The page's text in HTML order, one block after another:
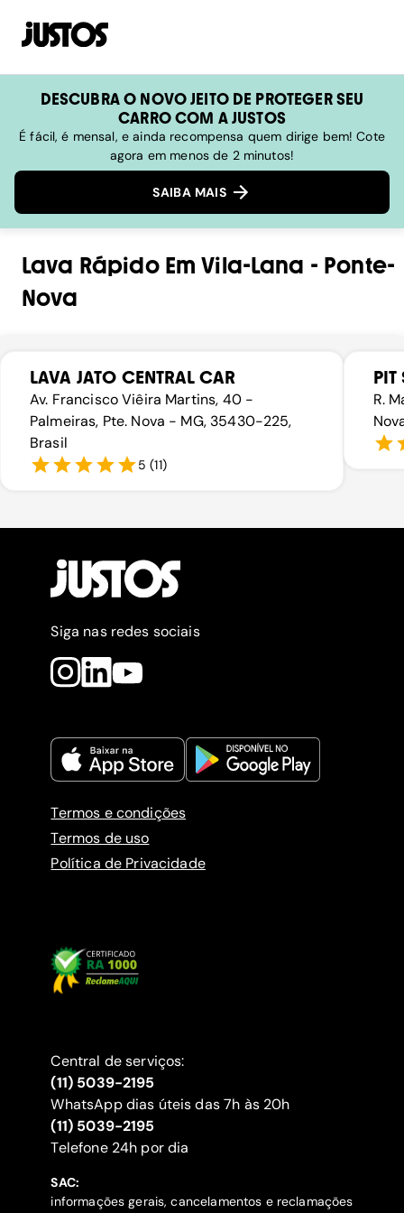
DESCUBRA O NOVO JEITO DE PROTEGER SEU
CARRO COM A JUSTOS
É fácil, é mensal, e ainda recompensa quem dirige bem! Cote
agora em menos de 2 minutos!
SAIBA MAIS
Lava RápidoEmVila-Lana - Ponte-
Nova
LAVA JATO CENTRAL CAR
Av. Francisco Viêira Martins, 40 -
Palmeiras, Pte. Nova - MG, 35430-225,
Brasil
5 (11)
PIT
R.
Siga nas redes sociais
Termos e condições
Termos de uso
Política de Privacidade
Central de serviços:
(11) 5039-2195
WhatsApp dias úteis das 7h às 20h
(11) 5039-2195
‍Telefone 24h por dia
SAC:
informações gerais, cancelamentos e reclamações